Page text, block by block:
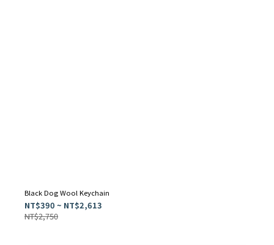
Black Dog Wool Keychain
NT$390 ~ NT$2,613
NT$2,750